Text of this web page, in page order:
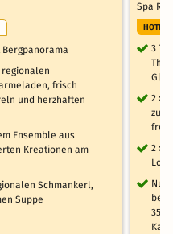
frisch
und herzhaften
Ensemble aus
Kreationen am
Schmankerl,
Suppe
Spa
3
2 x
2 x